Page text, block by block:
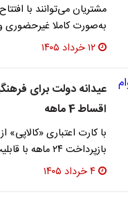
مشتریان می‌توانند با
به‌صورت کاملا غیرحضوری
۱۲ خرداد ۱۴۰۵
اقساط 4 ماهه
بازپرداخت ۲۴ ماهه با قابلیت خرید حضوری و همچنین…
۴ خرداد ۱۴۰۵